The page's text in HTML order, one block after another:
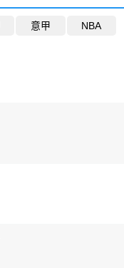
意甲 NBA